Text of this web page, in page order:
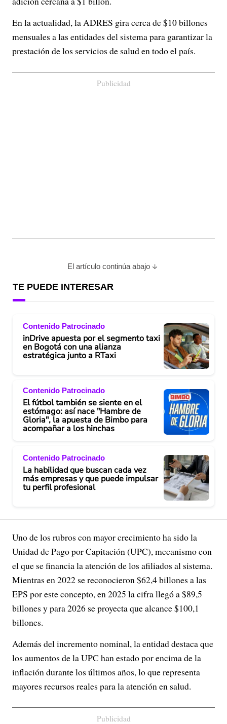
En la actualidad, la ADRES gira cerca de $10 billones
mensuales a las entidades del sistema para garantizar la
prestación de los servicios de salud en todo el país.
Publicidad
El artículo continúa abajo
TE PUEDE INTERESAR
Contenido Patrocinado
inDrive apuesta por el segmento taxi
en Bogotá con una alianza
estratégica junto a RTaxi
Contenido Patrocinado
El fútbol también se siente en el
estómago: así nace "Hambre de
Gloria", la apuesta de Bimbo para
acompañar a los hinchas
Contenido Patrocinado
La habilidad que buscan cada vez
más empresas y que puede impulsar
tu perfil profesional
Uno de los rubros con mayor crecimiento ha sido la
Unidad de Pago por Capitación (UPC), mecanismo con
el que se financia la atención de los afiliados al sistema.
Mientras en 2022 se reconocieron $62,4 billones a las
EPS por este concepto, en 2025 la cifra llegó a $89,5
billones y para 2026 se proyecta que alcance $100,1
billones.
Además del incremento nominal, la entidad destaca que
los aumentos de la UPC han estado por encima de la
inflación durante los últimos años, lo que representa
mayores recursos reales para la atención en salud.
Publicidad